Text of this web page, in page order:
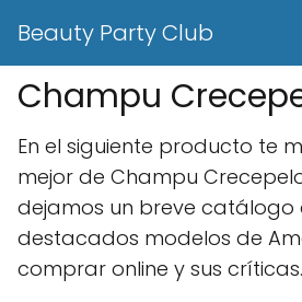
Beauty Party Club
Champu
En el siguiente producto te
mejor de Champu
dejamos un breve catálogo
destacados modelos de
comprar online y sus críticas.